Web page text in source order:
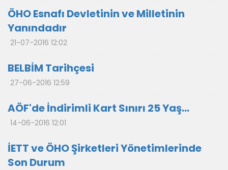
ÖHO Esnafı Devletinin ve Milletinin
Yanındadır
21-07-2016 12:02
BELBİM Tarihçesi
27-06-2016 12:59
AÖF'de İndirimli Kart Sınırı 25 Yaş...
14-06-2016 12:01
İETT ve ÖHO Şirketleri Yönetimlerinde
Son Durum